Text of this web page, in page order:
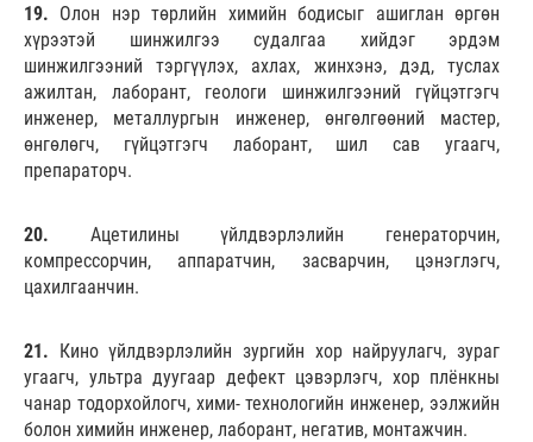
19. Олон нэр төрлийн химийн бодисыг ашиглан өргөн
хүрээтэй шинжилгээ судалгаа хийдэг эрдэм
шинжилгээний тэргүүлэх, ахлах, жинхэнэ, дэд, туслах
ажилтан, лаборант, геологи шинжилгээний гүйцэтгэгч
инженер, металлургын инженер, өнгөлгөөний мастер,
өнгөлөгч, гүйцэтгэгч лаборант, шил сав угаагч,
препараторч.
20. Ацетилины үйлдвэрлэлийн генераторчин,
компрессорчин, аппаратчин, засварчин, цэнэглэгч,
цахилгаанчин.
21. Кино үйлдвэрлэлийн зургийн хор найруулагч, зураг
угаагч, ультра дуугаар дефект цэвэрлэгч, хор плёнкны
чанар тодорхойлогч, хими- технологийн инженер, ээлжийн
болон химийн инженер, лаборант, негатив, монтажчин.